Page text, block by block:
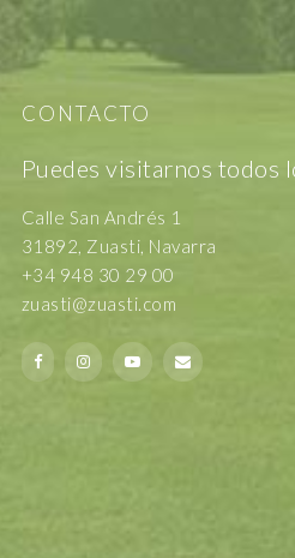
CONTACTO
Puedes visitarnos todos
Calle San Andrés 1
31892, Zuasti, Navarra
+34 948 30 29 00
zuasti@zuasti.com